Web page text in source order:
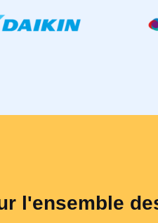
l'ensemble